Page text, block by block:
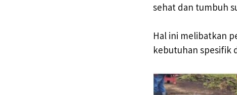
sehat dan tumbuh
Hal ini melibatkan
kebutuhan spesifik